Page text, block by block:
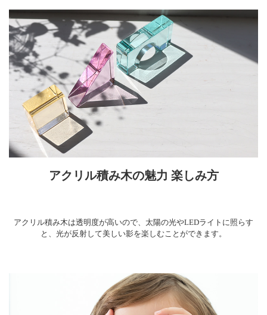
アクリル積み木の魅力 楽しみ方
アクリル積み木は透明度が高いので、太陽の光やLEDライトに照らす
と、光が反射して美しい影を楽しむことができます。